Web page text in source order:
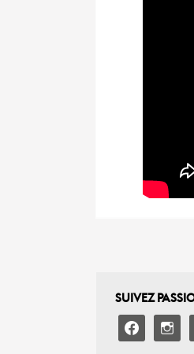
SUIVEZ
facebook